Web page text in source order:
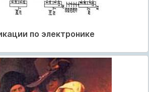
по электронике